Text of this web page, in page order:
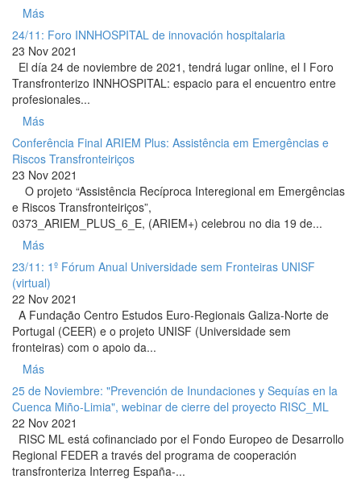
Más
24/11: Foro INNHOSPITAL de innovación hospitalaria
23 Nov 2021
El día 24 de noviembre de 2021, tendrá lugar online, el I Foro
Transfronterizo INNHOSPITAL: espacio para el encuentro entre
profesionales...
Más
Conferência Final ARIEM Plus: Assistência em Emergências e
Riscos Transfronteiriços
23 Nov 2021
O projeto “Assistência Recíproca Interegional em Emergências
e Riscos Transfronteiriços”,
0373_ARIEM_PLUS_6_E, (ARIEM+) celebrou no dia 19 de...
Más
23/11: 1º Fórum Anual Universidade sem Fronteiras UNISF
(virtual)
22 Nov 2021
A Fundação Centro Estudos Euro-Regionais Galiza-Norte de
Portugal (CEER) e o projeto UNISF (Universidade sem
fronteiras) com o apoio da...
Más
25 de Noviembre: "Prevención de Inundaciones y Sequías en la
Cuenca Miño-Limia", webinar de cierre del proyecto RISC_ML
22 Nov 2021
RISC ML está cofinanciado por el Fondo Europeo de Desarrollo
Regional FEDER a través del programa de cooperación
transfronteriza Interreg España-...